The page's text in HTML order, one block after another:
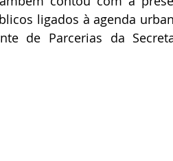
ligados à agenda
de Parcerias da